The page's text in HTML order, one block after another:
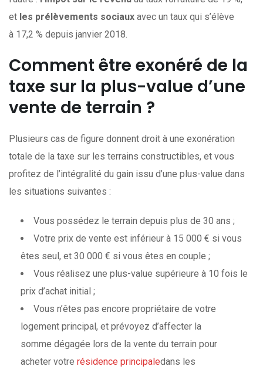
et les prélèvements sociaux avec un taux qui s’élève
à 17,2 % depuis janvier 2018.
Comment être exonéré de la
taxe sur la plus-value d’une
vente de terrain ?
Plusieurs cas de figure donnent droit à une exonération
totale de la taxe sur les terrains constructibles, et vous
profitez de l’intégralité du gain issu d’une plus-value dans
les situations suivantes :
Vous possédez le terrain depuis plus de 30 ans ;
Votre prix de vente est inférieur à 15 000 € si vous
êtes seul, et 30 000 € si vous êtes en couple ;
Vous réalisez une plus-value supérieure à 10 fois le
prix d’achat initial ;
Vous n’êtes pas encore propriétaire de votre
logement principal, et prévoyez d’affecter la
somme dégagée lors de la vente du terrain pour
acheter votre résidence principaledans les